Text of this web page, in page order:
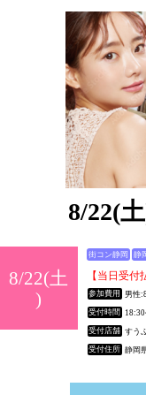
8/22(
8/22(土
)
街コン静岡 静
【当日受付
参加費用 男性
受付時間
受付店舗 すう
受付住所 静岡